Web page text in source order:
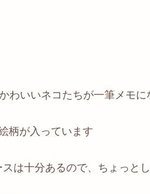
わいいネコたちが一筆メモに
柄が入っています
は十分あるので、ちょっと